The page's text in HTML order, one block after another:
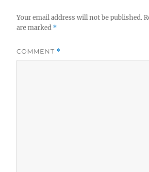
Your email address will not be published.
are marked *
COMMENT *